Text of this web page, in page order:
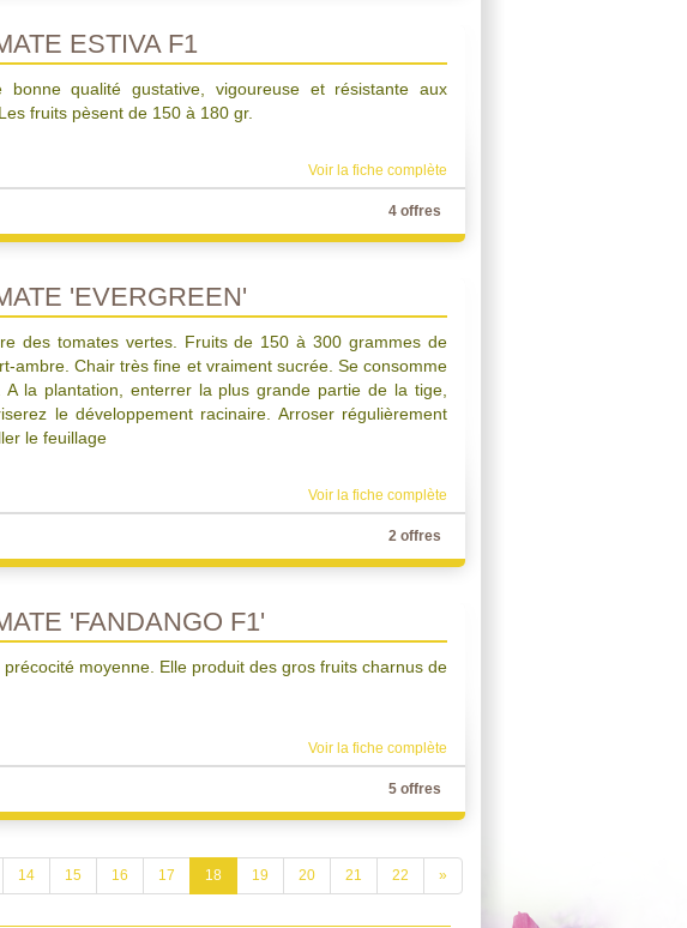
ESTIVA F1
bonne qualité gustative, vigoureuse et résistante aux
fruits pèsent de 150 à 180 gr.
Voir la fiche complète
4 offres
'EVERGREEN'
des tomates vertes. Fruits de 150 à 300 grammes de
ambre. Chair très fine et vraiment sucrée. Se consomme
A la plantation, enterrer la plus grande partie de la tige,
le développement racinaire. Arroser régulièrement
le feuillage
Voir la fiche complète
2 offres
'FANDANGO F1'
précocité moyenne. Elle produit des gros fruits charnus de
Voir la fiche complète
5 offres
14 15 16 17 18 19 20 21 22 »